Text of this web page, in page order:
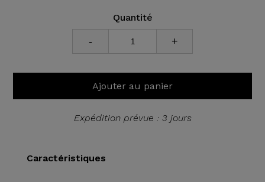
Quantité
- +
Ajouter au panier
Expédition prévue : 3 jours
Caractéristiques